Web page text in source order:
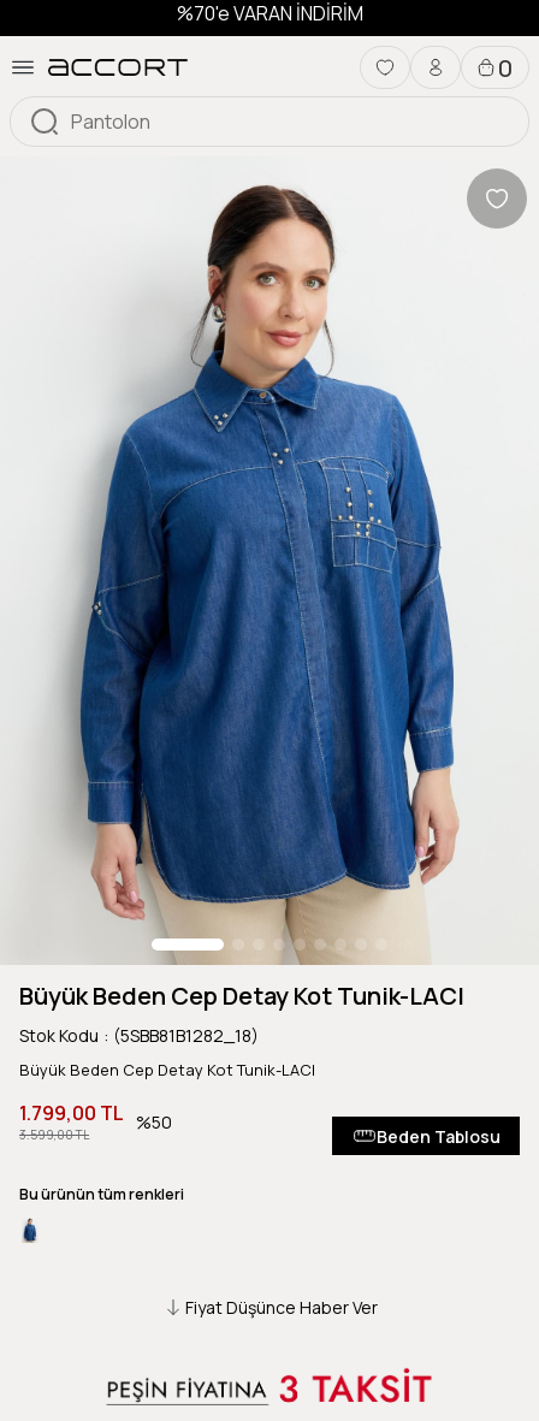
%70'e VARAN İNDİRİM
0
Büyük Beden Cep Detay Kot Tunik-LACI
Stok Kodu (5SBB81B1282_18)
Büyük Beden Cep Detay Kot Tunik-LACI
3.599,00 TL
1.799,00 TL 50
Beden Tablosu
Bu ürünün tüm renkleri
Fiyat Düşünce Haber Ver